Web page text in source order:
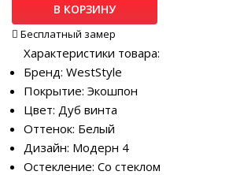
В КОРЗИНУ
Бесплатный замер
Характеристики товара:
Бренд: WestStyle
Покрытие: Экошпон
Цвет: Дуб винта
Оттенок: Белый
Дизайн: Модерн 4
Остекление: Со стеклом